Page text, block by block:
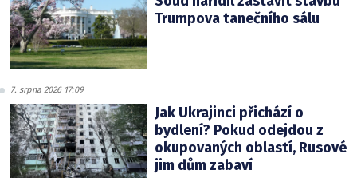
Trumpova tanečního sálu
7. srpna 2026 17:09
Jak Ukrajinci přichází o
bydlení? Pokud odejdou z
okupovaných oblastí, Rusové
jim dům zabaví